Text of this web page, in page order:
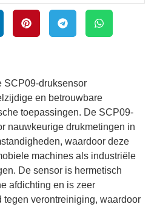
SCP09-druksensor
en betrouwbare
toepassingen. De SCP09-
nauwkeurige drukmetingen in
waardoor deze
machines als industriële
De sensor is hermetisch
afdichting en is zeer
tegen verontreiniging, waardoor